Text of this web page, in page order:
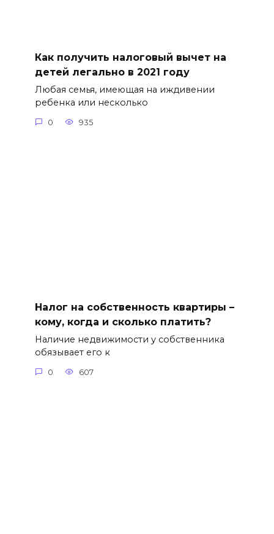
Как получить налоговый вычет на
детей легально в 2021 году
Любая семья, имеющая на иждивении
ребенка или несколько
0 935
Налог на собственность квартиры –
кому, когда и сколько платить?
Наличие недвижимости у собственника
обязывает его к
0 607